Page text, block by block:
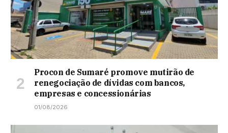
Procon de Sumaré promove mutirão de
renegociação de dívidas com bancos,
empresas e concessionárias
01/08/2026